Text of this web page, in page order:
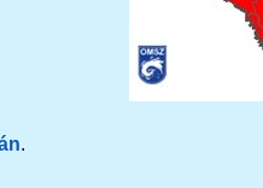
.